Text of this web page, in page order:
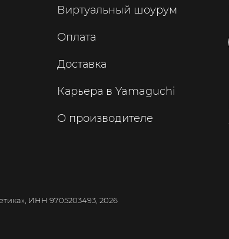
Виртуальный шоурум
Оплата
Доставка
Карьера в Yamaguchi
О производителе
ИНН 9705203493, 2026